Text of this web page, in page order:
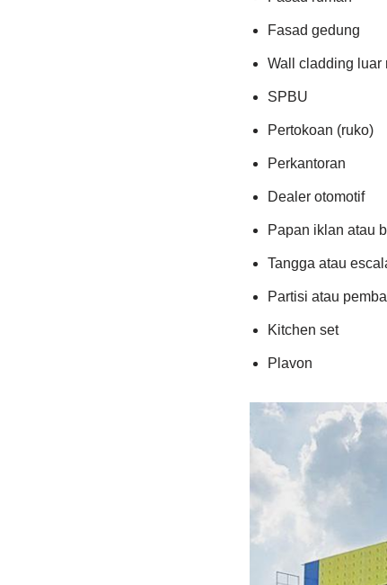
Fasad gedung
Wall cladding luar
SPBU
Pertokoan (ruko)
Perkantoran
Dealer otomotif
Papan iklan atau
Tangga atau
Partisi atau
Kitchen set
Plavon